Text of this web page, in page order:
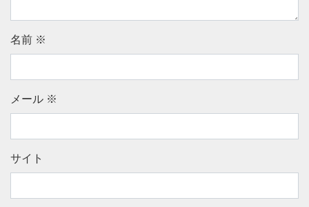
名前 ※
メール ※
サイト